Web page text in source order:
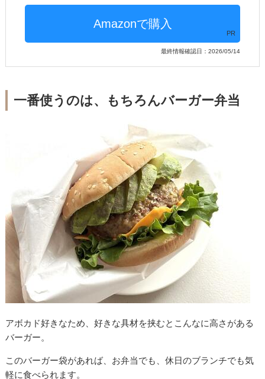
PR
最終情報確認日：2026/05/14
一番使うのは、もちろんバーガー弁当
アボカド好きなため、好きな具材を挟むとこんなに高さがある
バーガー。
このバーガー袋があれば、お弁当でも、休日のブランチでも気
軽に食べられます。